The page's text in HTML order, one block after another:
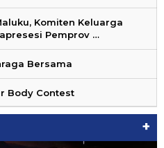
Komiten Keluarga
Pemprov …
Bersama
Body Contest
+